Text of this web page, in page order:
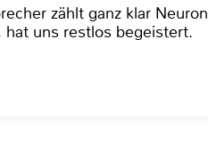
zählt ganz klar Neuron
uns restlos begeistert.